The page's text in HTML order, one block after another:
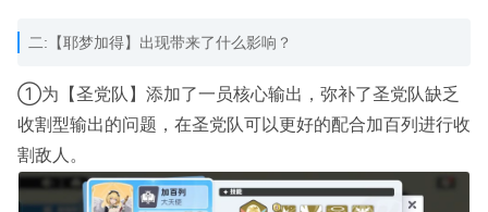
二:【耶梦加得】出现带来了什么影响？
①为【圣党队】添加了一员核心输出，弥补了圣党队缺乏
收割型输出的问题，在圣党队可以更好的配合加百列进行收
割敌人。